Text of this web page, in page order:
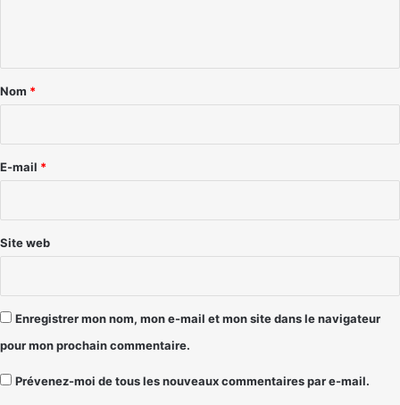
a
e
Nom *
E-mail *
Site web
Enregistrer mon nom, mon e-mail et mon site dans le navigateur
pour mon prochain commentaire.
Prévenez-moi de tous les nouveaux commentaires par e-mail.